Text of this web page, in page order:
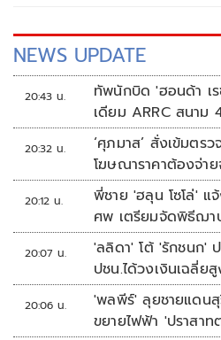
NEWS UPDATE
20:43 น.
ทัพนักบิด 'ฮอนด้า เ
เดียม ARRC สนาม
20:32 น.
‘ศุภมาส’ สั่งเข้มตร
โฆษณาราคาต้องจ่า
20:12 น.
พี่ชาย 'ฮลุน โซโล่' แ
ศพ เตรียมจัดพิธีฌา
20:07 น.
'ลลิดา' โต้ 'รักชนก'
ปชน.ได้วงเงินเฉลี่ย
20:06 น.
'พลพีร์' ลุยชายแดนสุ
ขยายไฟฟ้า 'ปราสา